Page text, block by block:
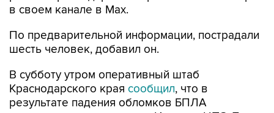
По предварительной информации, пострадали
В субботу утром оперативный штаб
результате падения обломков БПЛА
произошло возгорание на Ильском НПЗ. Тогда
сообщалось о пяти пострадавших.